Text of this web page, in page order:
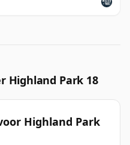
Highland Park 18
Highland Park